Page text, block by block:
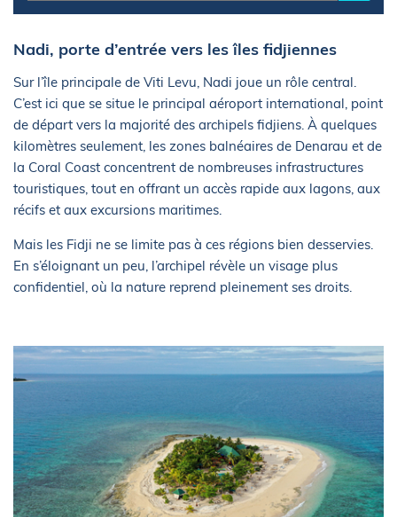
Nadi, porte d’entrée vers les îles fidjiennes
Sur l’île principale de Viti Levu, Nadi joue un rôle central.
C’est ici que se situe le principal aéroport international, point
de départ vers la majorité des archipels fidjiens. À quelques
kilomètres seulement, les zones balnéaires de Denarau et de
la Coral Coast concentrent de nombreuses infrastructures
touristiques, tout en offrant un accès rapide aux lagons, aux
récifs et aux excursions maritimes.
Mais les Fidji ne se limite pas à ces régions bien desservies.
En s’éloignant un peu, l’archipel révèle un visage plus
confidentiel, où la nature reprend pleinement ses droits.